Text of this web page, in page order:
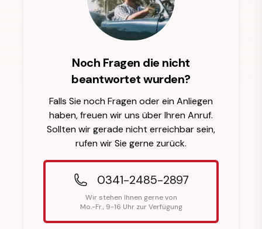
Noch Fragen die nicht
beantwortet wurden?
Falls Sie noch Fragen oder ein Anliegen
haben, freuen wir uns über Ihren Anruf.
Sollten wir gerade nicht erreichbar sein,
rufen wir Sie gerne zurück.
0341-2485-2897
Wir stehen Ihnen gerne von
Mo.-Fr., 9-16 Uhr zur Verfügung